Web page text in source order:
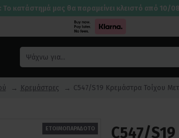
κατάστημά μας θα παραμείνει κλειστό από 10/
Κρεμάστρες C547/S19 Κρεμάστρα Τοίχου
ΕΤΟΙΜΟΠΑΡΑΔΟΤΟ
C547/